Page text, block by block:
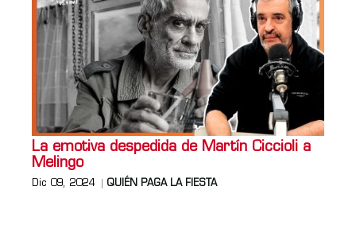
La emotiva despedida de Martín Ciccioli a
Melingo
Dic 09, 2024 QUIÉN PAGA LA FIESTA